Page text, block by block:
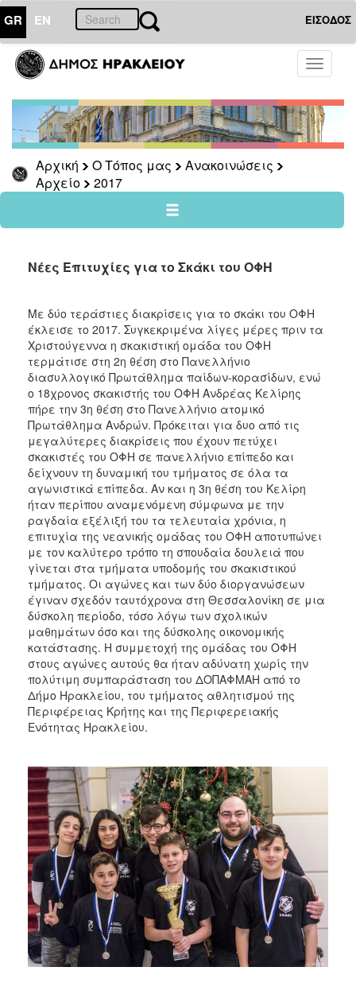
GR EN ΕΙΣΟΔΟΣ
Toggle
Αρχική Ο Τόπος μας
Ανακοινώσεις
Αρχείο
2017
ΤΟΠΟΣ
ΜΑΣ
Ανακοινώσεις
Αρχείο
2026
2025
2019
2018
2017
2016
2015
2012
2011
ΔΗΜΟΣ
ΠΟΛΙΤΙΣΜΟΣ
ΑΝΘΕΚΤΙΚΗ
ΠΟΛΗ
Νέες Επιτυχίες για το Σκάκι του ΟΦΗ
Με δύο τεράστιες διακρίσεις για το σκάκι του ΟΦΗ
έκλεισε το 2017. Συγκεκριμένα λίγες μέρες πριν τα
Χριστούγεννα η σκακιστική ομάδα του ΟΦΗ
τερμάτισε στη 2η θέση στο Πανελλήνιο
διασυλλογικό Πρωτάθλημα παίδων-κορασίδων, ενώ
ο 18χρονος σκακιστής του ΟΦΗ Ανδρέας Κελίρης
πήρε την 3η θέση στο Πανελλήνιο ατομικό
Πρωτάθλημα Ανδρών. Πρόκειται για δυο από τις
μεγαλύτερες διακρίσεις που έχουν πετύχει
σκακιστές του ΟΦΗ σε πανελλήνιο επίπεδο και
δείχνουν τη δυναμική του τμήματος σε όλα τα
αγωνιστικά επίπεδα. Αν και η 3η θέση του Κελίρη
ήταν περίπου αναμενόμενη σύμφωνα με την
ραγδαία εξέλιξή του τα τελευταία χρόνια, η
επιτυχία της νεανικής ομάδας του ΟΦΗ αποτυπώνει
με τον καλύτερο τρόπο τη σπουδαία δουλειά που
γίνεται στα τμήματα υποδομής του σκακιστικού
τμήματος. Οι αγώνες και των δύο διοργανώσεων
έγιναν σχεδόν ταυτόχρονα στη Θεσσαλονίκη σε μια
δύσκολη περίοδο, τόσο λόγω των σχολικών
μαθημάτων όσο και της δύσκολης οικονομικής
κατάστασης. Η συμμετοχή της ομάδας του ΟΦΗ
στους αγώνες αυτούς θα ήταν αδύνατη χωρίς την
πολύτιμη συμπαράσταση του ΔΟΠΑΦΜΑΗ από το
Δήμο Ηρακλείου, του τμήματος αθλητισμού της
Περιφέρειας Κρήτης και της Περιφερειακής
Ενότητας Ηρακλείου.